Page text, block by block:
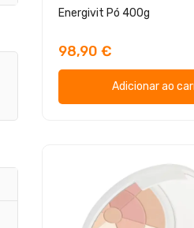
Energivit Pó 400g
98,90 €
Adicionar ao